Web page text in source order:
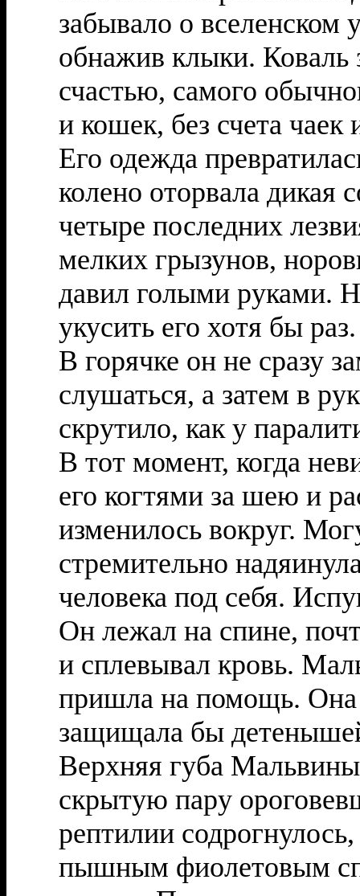
забывало о вселенском
обнажив клыки. Коваль
счастью, самого
и кошек, без счета чаек
Его одежда
колено оторвала дикая
четыре последних
мелких грызунов,
давил голыми руками.
укусить его хотя бы
В горячке он не сразу
слушаться, а затем в
скрутило, как у
В тот момент, когда
его когтями за шею и
изменилось вокруг.
стремительно
человека под себя.
Он лежал на спине,
и сплевывал кровь.
пришла на помощь. Она
защищала бы
Верхняя губа
скрытую пару
рептилии
пышным фиолетовым